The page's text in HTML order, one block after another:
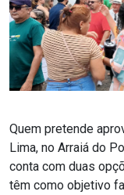
Quem pretende
Lima, no Arraiá do
conta com duas
têm como objetivo